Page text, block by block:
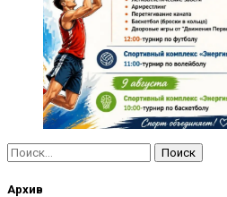
Найти:
Архив